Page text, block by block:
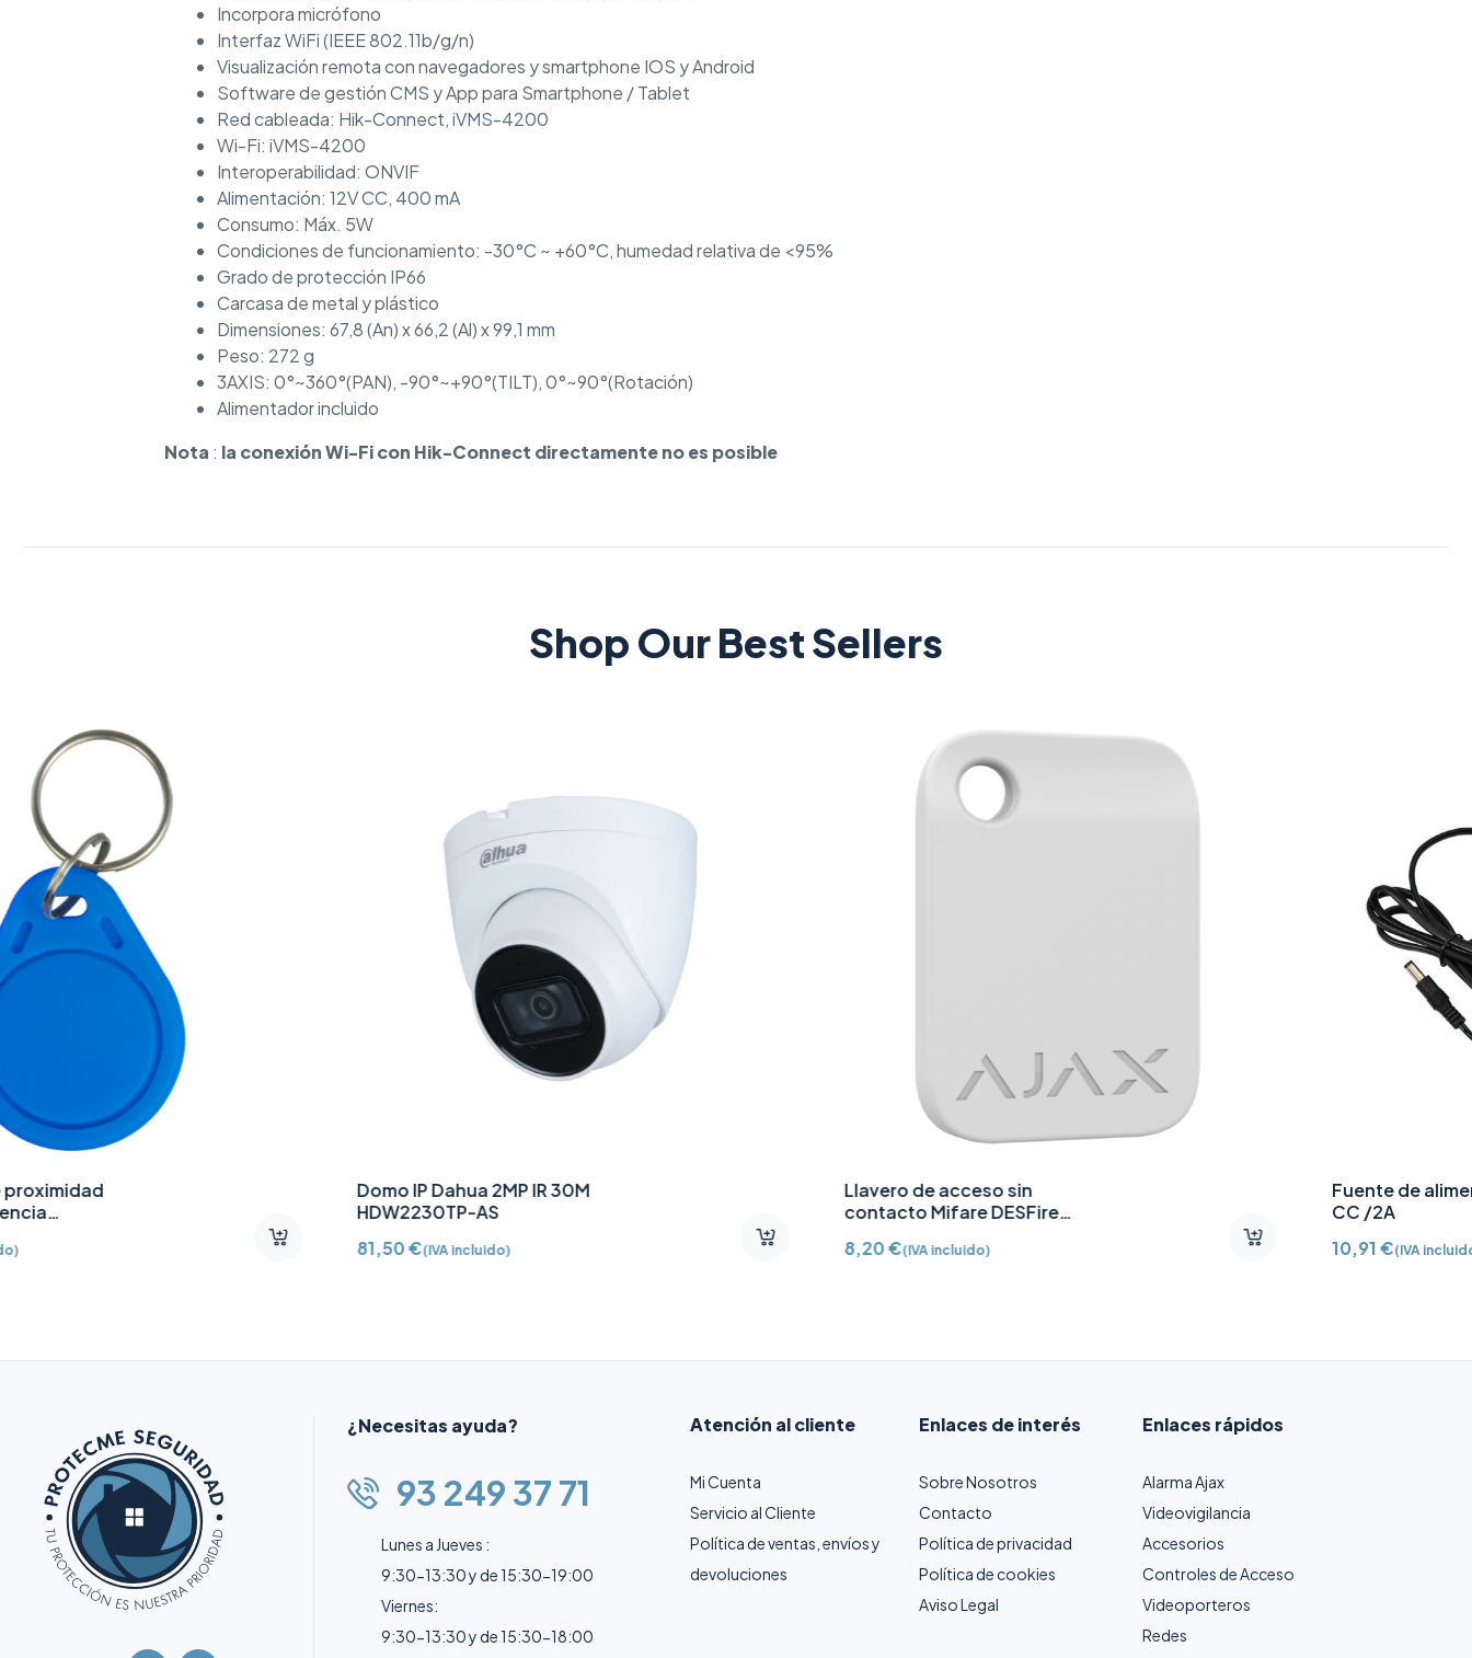
Incorpora micrófono
Interfaz WiFi (IEEE 802.11b/g/n)
Visualización remota con navegadores y smartphone IOS y Android
Software de gestión CMS y App para Smartphone / Tablet
Red cableada: Hik-Connect, iVMS-4200
Wi-Fi: iVMS-4200
Interoperabilidad: ONVIF
Alimentación: 12V CC, 400 mA
Consumo: Máx. 5W
Condiciones de funcionamiento: -30°C ~ +60°C, humedad relativa de <95%
Grado de protección IP66
Carcasa de metal y plástico
Dimensiones: 67,8 (An) x 66,2 (Al) x 99,1 mm
Peso: 272 g
3AXIS: 0°~360°(PAN), -90°~+90°(TILT), 0°~90°(Rotación)
Alimentador incluido
Nota : la conexión Wi-Fi con Hik-Connect directamente no es posible
Shop Our Best Sellers
Llavero de acceso sin
contacto Mifare DESFire
Fuente de alimentación 12V
Contacto magnético
puerta/ventana con
¿Necesitas ayuda?
93 249 37 71
Lunes a Jueves :
9:30-13:30 y de 15:30-19:00
Viernes:
9:30-13:30 y de 15:30-18:00
Atención al cliente
Mi Cuenta
Servicio al Cliente
Política de ventas, envíos y
devoluciones
Enlaces de interés
Sobre Nosotros
Contacto
Política de privacidad
Política de cookies
Aviso Legal
Enlaces rápidos
Alarma Ajax
Videovigilancia
Accesorios
Controles de Acceso
Videoporteros
Redes